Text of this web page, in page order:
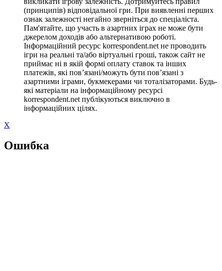
(принципів) відповідальної гри. При виявленні перших
ознак залежності негайно зверніться до спеціаліста.
Пам'ятайте, що участь в азартних іграх не може бути
джерелом доходів або альтернативою роботі.
Інформаційний ресурс korrespondent.net не проводить
ігри на реальні та/або віртуальні гроші, також сайт не
приймає ні в якій формі оплату ставок та інших
платежів, які пов’язані/можуть бути пов’язані з
азартними іграми, букмекерами чи тоталізаторами. Будь-
які матеріали на інформаційному ресурсі
korrespondent.net публікуються виключно в
інформаційних цілях.
X
Ошибка